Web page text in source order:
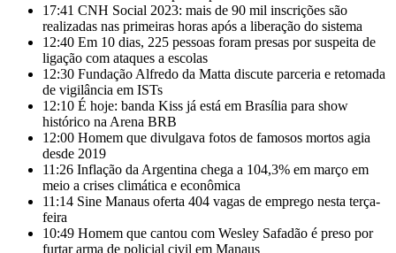
17:41 CNH Social 2023: mais de 90 mil inscrições são
realizadas nas primeiras horas após a liberação do sistema
12:40 Em 10 dias, 225 pessoas foram presas por suspeita de
ligação com ataques a escolas
12:30 Fundação Alfredo da Matta discute parceria e retomada
de vigilância em ISTs
12:10 É hoje: banda Kiss já está em Brasília para show
histórico na Arena BRB
12:00 Homem que divulgava fotos de famosos mortos agia
desde 2019
11:26 Inflação da Argentina chega a 104,3% em março em
meio a crises climática e econômica
11:14 Sine Manaus oferta 404 vagas de emprego nesta terça-
feira
10:49 Homem que cantou com Wesley Safadão é preso por
furtar arma de policial civil em Manaus